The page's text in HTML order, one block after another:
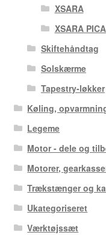
XSARA
XSARA
Skiftehåndtag
Solskærme
Tapestry-løkker
Køling,
Legeme
Motor - dele og
Motorer,
Trækstænger og
Ukategoriseret
Værktøjssæt